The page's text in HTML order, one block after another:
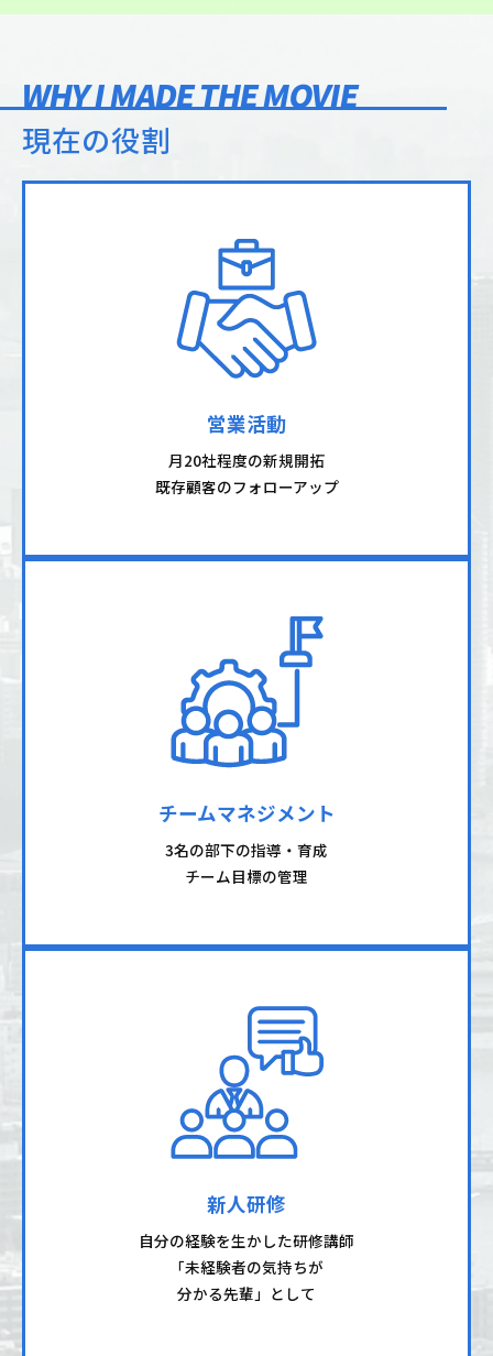
WHY I MADE THE MOVIE
現在の役割
営業活動
月20社程度の新規開拓
既存顧客のフォローアップ
チームマネジメント
3名の部下の指導・育成
チーム目標の管理
新人研修
自分の経験を生かした研修講師
「未経験者の気持ちが
分かる先輩」として